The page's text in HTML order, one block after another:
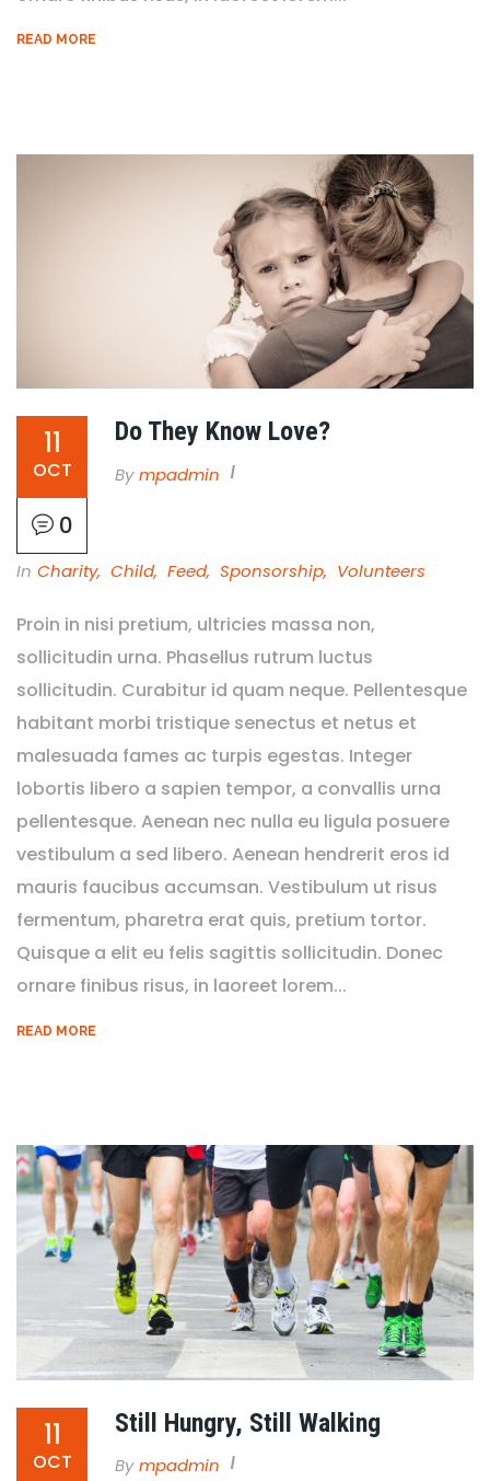
READ MORE
11
OCT
0
Do They Know Love?
By Mpadmin
In Charity, Child, Feed, Sponsorship, Volunteers
Proin in nisi pretium, ultricies massa non,
sollicitudin urna. Phasellus rutrum luctus
sollicitudin. Curabitur id quam neque. Pellentesque
habitant morbi tristique senectus et netus et
malesuada fames ac turpis egestas. Integer
lobortis libero a sapien tempor, a convallis urna
pellentesque. Aenean nec nulla eu ligula posuere
vestibulum a sed libero. Aenean hendrerit eros id
mauris faucibus accumsan. Vestibulum ut risus
fermentum, pharetra erat quis, pretium tortor.
Quisque a elit eu felis sagittis sollicitudin. Donec
ornare finibus risus, in laoreet lorem...
READ MORE
11
OCT
Still Hungry, Still Walking
By Mpadmin